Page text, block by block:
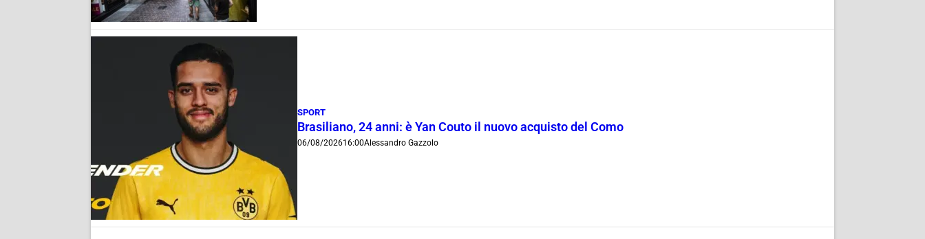
SPORT
Brasiliano, 24 anni: è Yan Couto il nuovo acquisto del Como
06/08/202616:00Alessandro Gazzolo